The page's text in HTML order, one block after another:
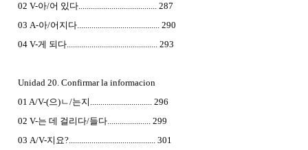
02 V-아/어 있다...................................... 287
03 A-아/어지다........................................ 290
04 V-게 되다............................................ 293
Unidad 20. Confirmar la informacion
01 A/V-(으)ㄴ/는지.............................. 296
02 V-는 데 걸리다/들다..................... 299
03 A/V-지요?.......................................... 301